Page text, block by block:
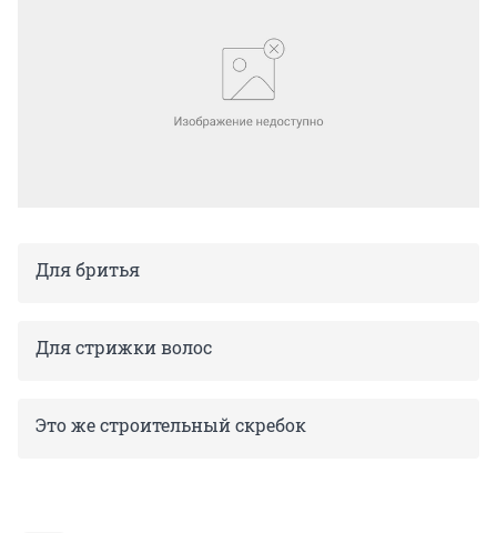
Для бритья
Для стрижки волос
Это же строительный скребок